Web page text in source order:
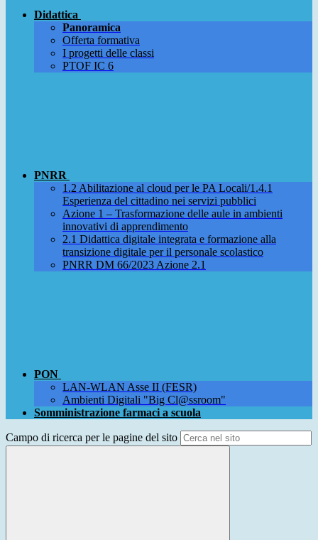
Didattica
Panoramica
Offerta formativa
I progetti delle classi
PTOF IC 6
PNRR
1.2 Abilitazione al cloud per le PA Locali/1.4.1
Esperienza del cittadino nei servizi pubblici
Azione 1 – Trasformazione delle aule in ambienti
innovativi di apprendimento
2.1 Didattica digitale integrata e formazione alla
transizione digitale per il personale scolastico
PNRR DM 66/2023 Azione 2.1
PON
LAN-WLAN Asse II (FESR)
Ambienti Digitali "Big Cl@ssroom"
Somministrazione farmaci a scuola
Campo di ricerca per le pagine del sito